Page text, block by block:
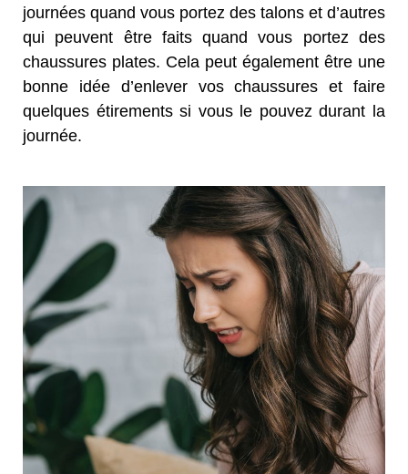
journées quand vous portez des talons et d’autres
qui peuvent être faits quand vous portez des
chaussures plates. Cela peut également être une
bonne idée d’enlever vos chaussures et faire
quelques étirements si vous le pouvez durant la
journée.